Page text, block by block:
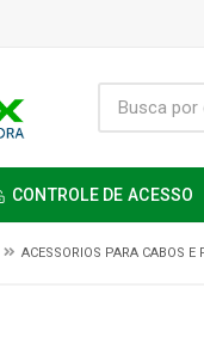
CONTROLE DE ACESSO
ACESSORIOS PARA CABOS E